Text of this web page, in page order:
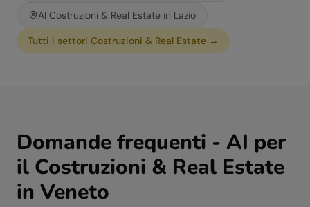
AI Costruzioni & Real Estate in Lazio
Tutti i settori Costruzioni & Real Estate →
Domande frequenti - AI per
il Costruzioni & Real Estate
in Veneto